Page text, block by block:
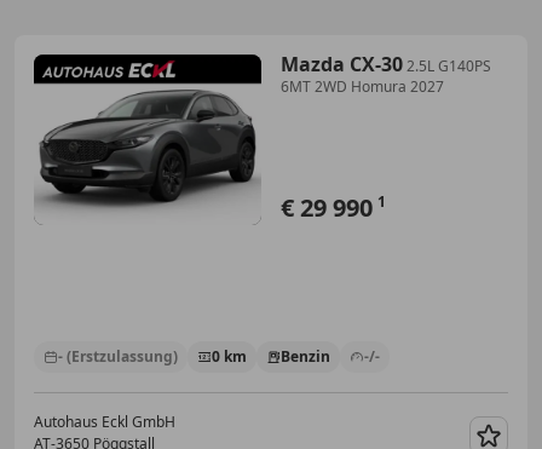
Mazda CX-302.5L G140PS
6MT 2WD Homura 2027
€ 29 990 1
- (Erstzulassung) 0 km Benzin -/-
Autohaus Eckl GmbH
AT-3650 Pöggstall